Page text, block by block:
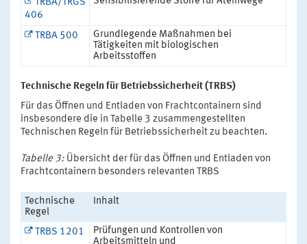
TRBA/TRGS
406
TRBA 500
Grundlegende Maßnahmen bei
Tätigkeiten mit biologischen
Arbeitsstoffen
Technische Regeln für Betriebssicherheit (TRBS)
Für das Öffnen und Entladen von Frachtcontainern sind
insbesondere die in Tabelle 3 zusammengestellten
Technischen Regeln für Betriebssicherheit zu beachten.
Tabelle 3: Übersicht der für das Öffnen und Entladen von
Frachtcontainern besonders relevanten TRBS
Technische
Regel
Inhalt
TRBS 1201
Prüfungen und Kontrollen von
Arbeitsmitteln und